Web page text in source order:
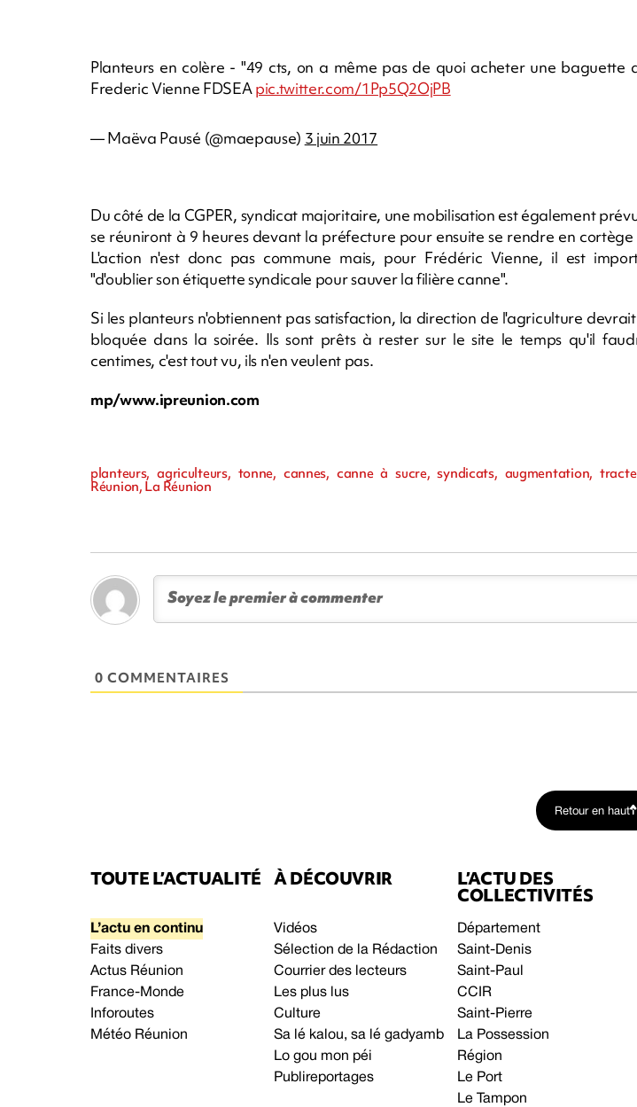
Planteurs en colère - "49 cts, on a même pas de quoi acheter une baguette
Frederic Vienne FDSEApic.twitter.com/1Pp5Q2OjPB
— Maëva Pausé (@maepause) 3 juin 2017
Du côté de la CGPER, syndicat majoritaire, une mobilisation est également
se réuniront à 9 heures devant la préfecture pour ensuite se rendre en cortège
L'action n'est donc pas commune mais, pour Frédéric Vienne, il est
"d'oublier son étiquette syndicale pour sauver la filière canne".
Si les planteurs n'obtiennent pas satisfaction, la direction de l'agriculture
bloquée dans la soirée. Ils sont prêts à rester sur le site le temps qu'il
centimes, c'est tout vu, ils n'en veulent pas.
mp/www.ipreunion.com
planteurs, agriculteurs, tonne, cannes, canne à sucre, syndicats, augmentation,
Réunion, La Réunion
0 COMMENTAIRES
Retour en haut
TOUTE L’ACTUALITÉ
L’actu en continu
Faits divers
Actus Réunion
France-Monde
Inforoutes
Météo Réunion
À DÉCOUVRIR
Vidéos
Sélection de la Rédaction
Courrier des lecteurs
Les plus lus
Culture
Sa lé kalou, sa lé gadyamb
Lo gou mon péi
Publireportages
L’ACTU DES
COLLECTIVITÉS
Département
Saint-Denis
Saint-Paul
CCIR
Saint-Pierre
La Possession
Région
Le Port
Le Tampon